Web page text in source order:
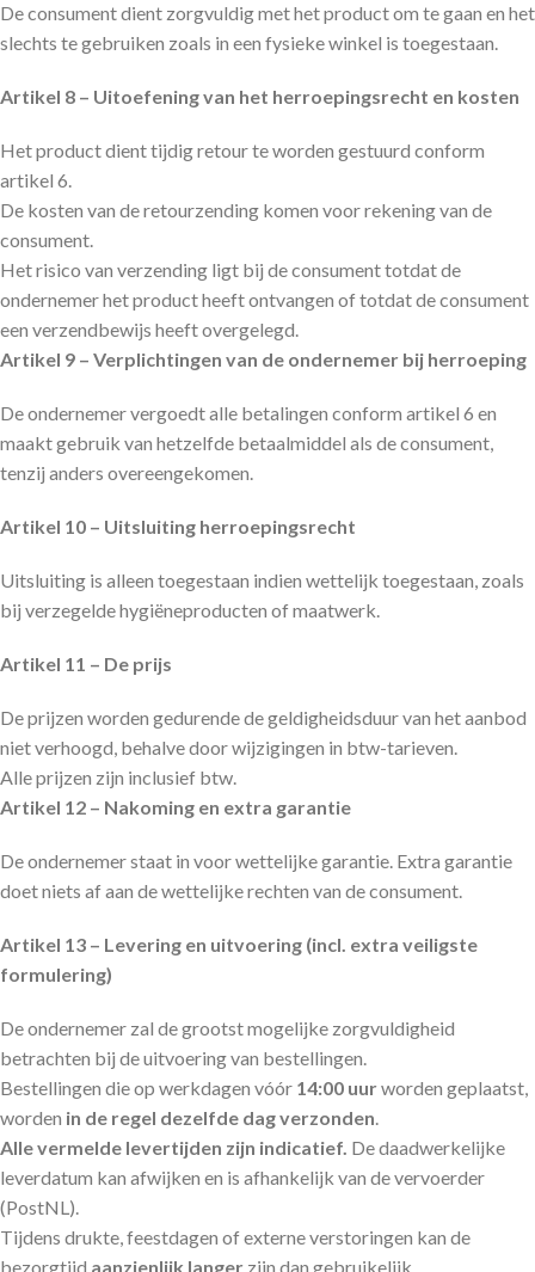
De consument dient zorgvuldig met het product om te gaan en het
slechts te gebruiken zoals in een fysieke winkel is toegestaan.
Artikel 8 – Uitoefening van het herroepingsrecht en kosten
Het product dient tijdig retour te worden gestuurd conform
artikel 6.
De kosten van de retourzending komen voor rekening van de
consument.
Het risico van verzending ligt bij de consument totdat de
ondernemer het product heeft ontvangen of totdat de consument
een verzendbewijs heeft overgelegd.
Artikel 9 – Verplichtingen van de ondernemer bij herroeping
De ondernemer vergoedt alle betalingen conform artikel 6 en
maakt gebruik van hetzelfde betaalmiddel als de consument,
tenzij anders overeengekomen.
Artikel 10 – Uitsluiting herroepingsrecht
Uitsluiting is alleen toegestaan indien wettelijk toegestaan, zoals
bij verzegelde hygiëneproducten of maatwerk.
Artikel 11 – De prijs
De prijzen worden gedurende de geldigheidsduur van het aanbod
niet verhoogd, behalve door wijzigingen in btw-tarieven.
Alle prijzen zijn inclusief btw.
Artikel 12 – Nakoming en extra garantie
De ondernemer staat in voor wettelijke garantie. Extra garantie
doet niets af aan de wettelijke rechten van de consument.
Artikel 13 – Levering en uitvoering (incl. extra veiligste
formulering)
De ondernemer zal de grootst mogelijke zorgvuldigheid
betrachten bij de uitvoering van bestellingen.
Bestellingen die op werkdagen vóór 14:00 uurworden geplaatst,
worden in de regel dezelfde dag verzonden.
Alle vermelde levertijden zijn indicatief. De daadwerkelijke
leverdatum kan afwijken en is afhankelijk van de vervoerder
(PostNL).
Tijdens drukte, feestdagen of externe verstoringen kan de
bezorgtijd aanzienlijk langer zijn dan gebruikelijk.